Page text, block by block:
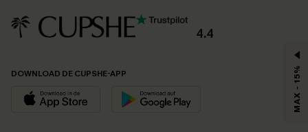
4.4
DOWNLOAD DE CUPSHE-APP MAX - 15%